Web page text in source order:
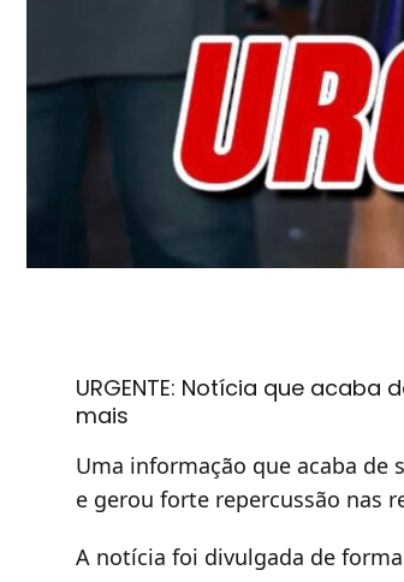
URGENTE: Notícia que acaba
mais
Uma informação que acaba de
e gerou forte repercussão nas
A notícia foi divulgada de